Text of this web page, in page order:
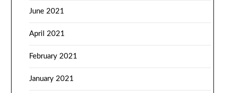
June 2021
April 2021
February 2021
January 2021